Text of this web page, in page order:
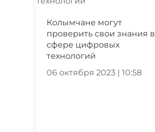
Колымчане могут
проверить свои знания в
сфере цифровых
технологий
06 октября 2023 | 10:58